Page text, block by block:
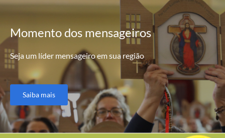
Momentodos mensageiros
Seja um líder mensageiro em sua região
Saiba mais